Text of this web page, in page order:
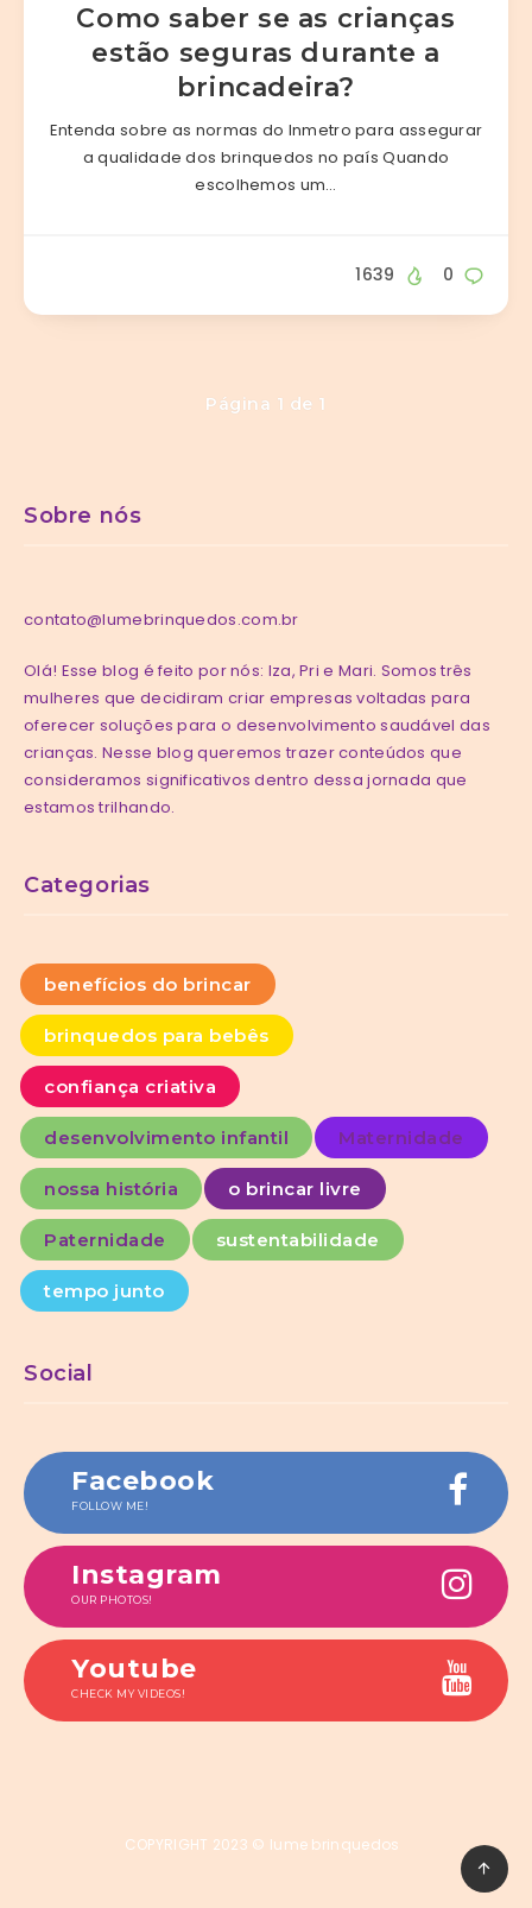
Como saber se as crianças
estão seguras durante a
brincadeira?
Entenda sobre as normas do Inmetro para assegurar
a qualidade dos brinquedos no país Quando
escolhemos um…
0
1639
Página 1 de 1
Sobre nós
contato@lumebrinquedos.com.br
Olá! Esse blog é feito por nós: Iza, Pri e Mari. Somos três
mulheres que decidiram criar empresas voltadas para
oferecer soluções para o desenvolvimento saudável das
crianças. Nesse blog queremos trazer conteúdos que
consideramos significativos dentro dessa jornada que
estamos trilhando.
Categorias
benefícios do brincar
brinquedos para bebês
confiança criativa
desenvolvimento infantil Maternidade
nossa história o brincar livre
Paternidade sustentabilidade
tempo junto
Social
Facebook
FOLLOW ME!
Instagram
OUR PHOTOS!
Youtube
CHECK MY VIDEOS!
COPYRIGHT 2023 © lume brinquedos